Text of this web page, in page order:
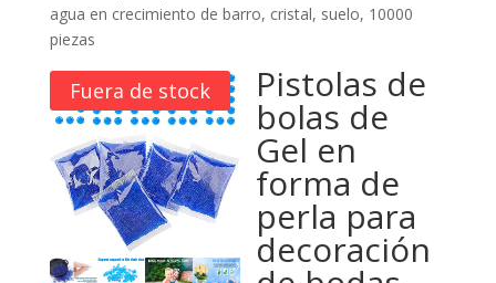
agua en crecimiento de barro, cristal, suelo, 10000
piezas
Fuera de stock Pistolas de
bolas de
Gel en
forma de
perla para
decoración